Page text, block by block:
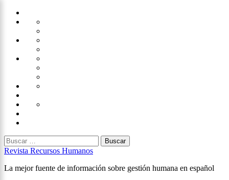
Saltar
Administración
Capacitación
Desarrollo
Gestión
Laborales
Selección
Buscar:
Revista Recursos Humanos
La mejor fuente de información sobre gestión humana en español